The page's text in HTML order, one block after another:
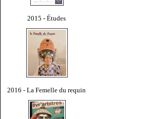
2015 - Études
2016 - La Femelle du requin